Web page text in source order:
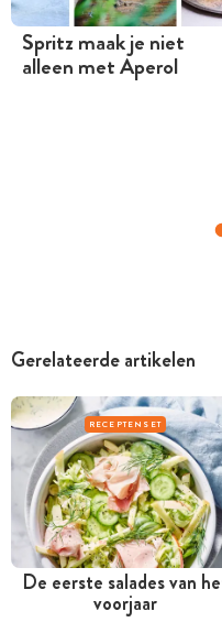
Spritz maak je niet
alleen met Aperol
Gerelateerde artikelen
RECEPTENSET
De eerste salades van
voorjaar